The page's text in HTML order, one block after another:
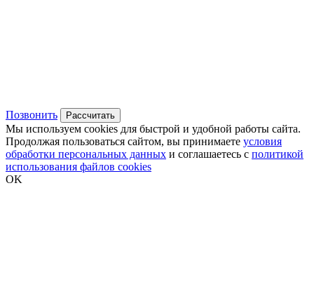
Позвонить Рассчитать
Мы используем cookies для быстрой и удобной работы сайта.
Продолжая пользоваться сайтом, вы принимаете условия
обработки персональных данных и соглашаетесь с политикой
использования файлов cookies
OK